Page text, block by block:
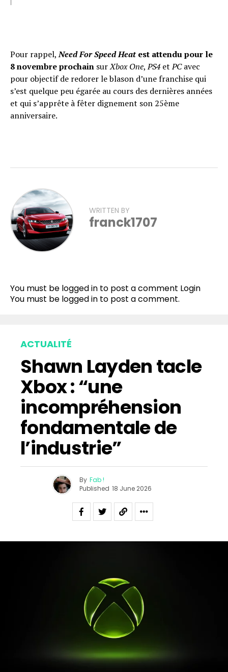
Pour rappel,Need For Speed Heatest attendu pour le
8 novembre prochain surXbox One,PS4etPCavec
pour objectif de redorer le blason d’une franchise qui
s’est quelque peu égarée au cours des dernières années
et qui s’apprête à fêter dignement son 25ème
anniversaire.
WRITTEN BY
franck1707
You must be logged in to post a comment Login
You must be logged in to post a comment.
ACTUALITÉ
Shawn Layden tacle
Xbox : “une
incompréhension
fondamentale de
l’industrie”
By Fab !
Published 18 June 2026